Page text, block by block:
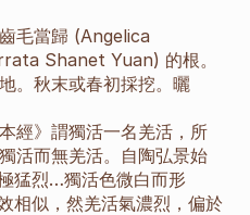
毛當歸 (Angelica
Shanet Yuan) 的根。
。秋末或春初採挖。曬
經》謂獨活一名羌活，所
活而無羌活。自陶弘景始
猛烈…獨活色微白而形
相似，然羌活氣濃烈，偏於